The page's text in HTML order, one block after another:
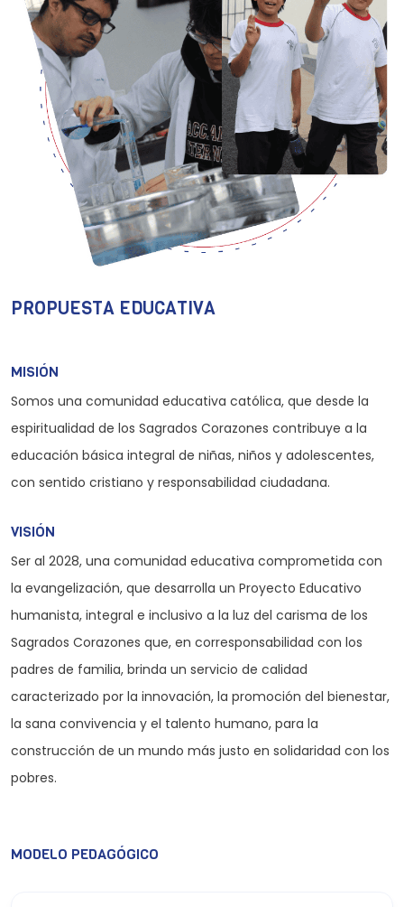
PROPUESTA EDUCATIVA
MISIÓN
Somos una comunidad educativa católica, que desde la
espiritualidad de los Sagrados Corazones contribuye a la
educación básica integral de niñas, niños y adolescentes,
con sentido cristiano y responsabilidad ciudadana.
VISIÓN
Ser al 2028, una comunidad educativa comprometida con
la evangelización, que desarrolla un Proyecto Educativo
humanista, integral e inclusivo a la luz del carisma de los
Sagrados Corazones que, en corresponsabilidad con los
padres de familia, brinda un servicio de calidad
caracterizado por la innovación, la promoción del bienestar,
la sana convivencia y el talento humano, para la
construcción de un mundo más justo en solidaridad con los
pobres.
MODELO PEDAGÓGICO